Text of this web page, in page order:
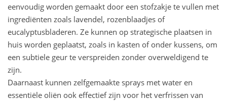
eenvoudig worden gemaakt door een stofzakje te vullen met
ingrediënten zoals lavendel, rozenblaadjes of
eucalyptusbladeren. Ze kunnen op strategische plaatsen in
huis worden geplaatst, zoals in kasten of onder kussens, om
een subtiele geur te verspreiden zonder overweldigend te
zijn.
Daarnaast kunnen zelfgemaakte sprays met water en
essentiële oliën ook effectief zijn voor het verfrissen van